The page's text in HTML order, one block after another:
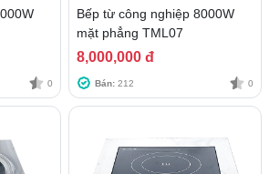
0
Bếp từ công nghiệp 8000W
mặt phẳng TML07
8,000,000 đ
Bán: 212 0